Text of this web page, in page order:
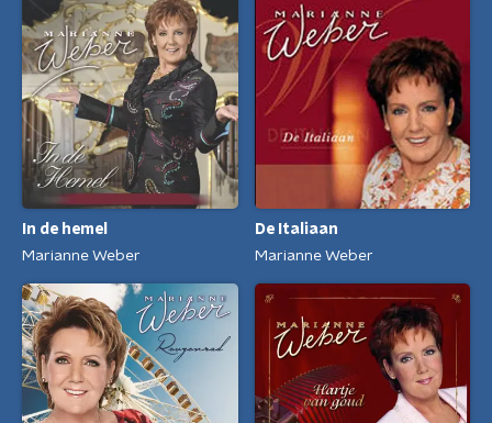
In de hemel
Marianne Weber
De Italiaan
Marianne Weber